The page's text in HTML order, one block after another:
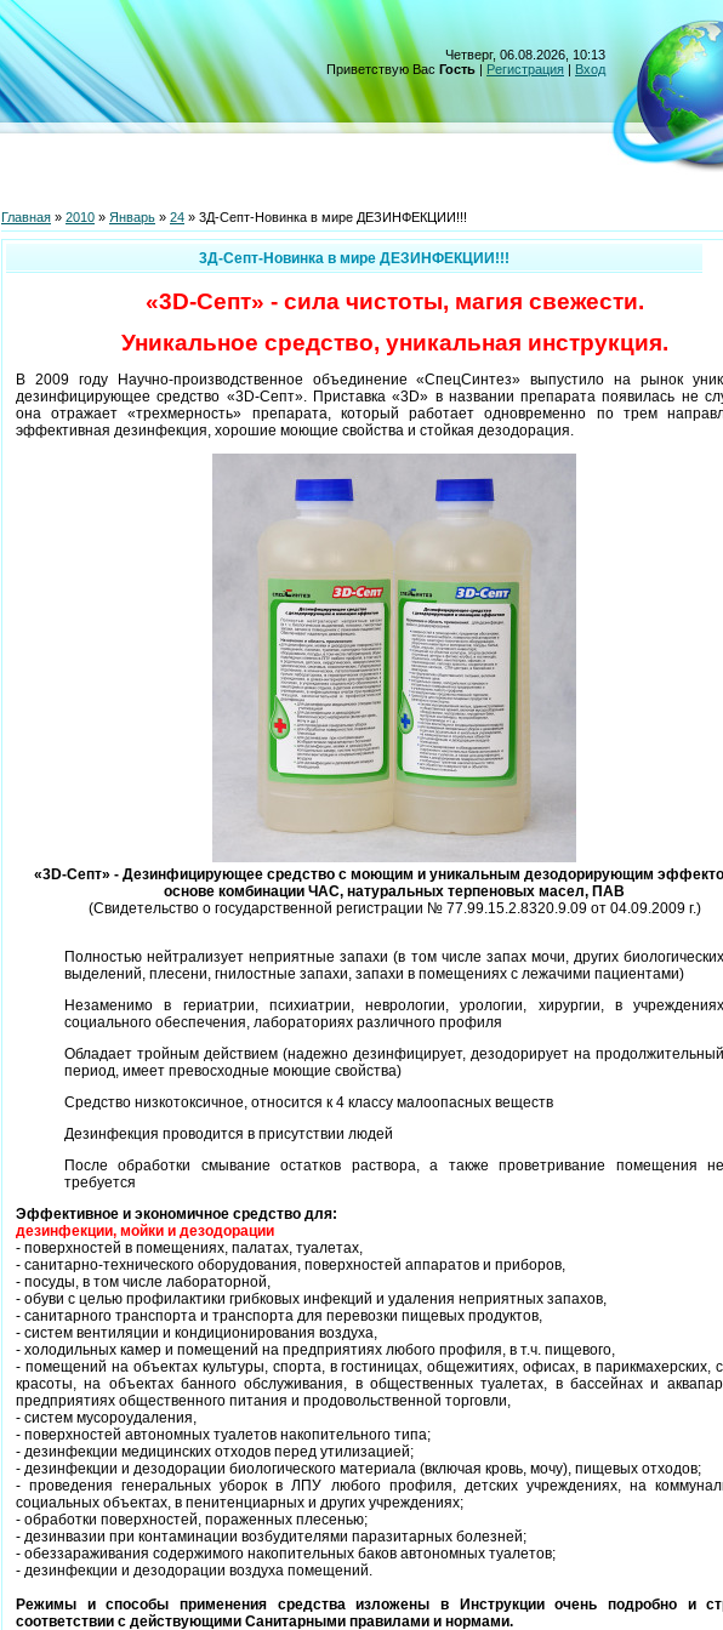
Четверг, 06.08.2026, 10:13
Приветствую Вас Гость | Регистрация | Вход
Главная » 2010 » Январь » 24 » 3Д-Септ-Новинка в мире ДЕЗИНФЕКЦИИ!!!
3Д-Септ-Новинка в мире ДЕЗИНФЕКЦИИ!!!
«3D-Септ» - сила чистоты, магия свежести.
Уникальное средство, уникальная инструкция.
В 2009 году Научно-производственное объединение «СпецСинтез» выпустило на рынок
дезинфицирующее средство «3D-Септ». Приставка «3D» в названии препарата появилась не
она отражает «трехмерность» препарата, который работает одновременно по трем
эффективная дезинфекция, хорошие моющие свойства и стойкая дезодорация.
«3D-Септ» - Дезинфицирующее средство с моющим и уникальным дезодорирующим
основе комбинации ЧАС, натуральных терпеновых масел, ПАВ
(Свидетельство о государственной регистрации № 77.99.15.2.8320.9.09 от 04.09.2009 г.)
Полностью нейтрализует неприятные запахи (в том числе запах мочи, других биологических
выделений, плесени, гнилостные запахи, запахи в помещениях с лежачими пациентами)
Незаменимо в гериатрии, психиатрии, неврологии, урологии, хирургии, в учреждениях
социального обеспечения, лабораториях различного профиля
Обладает тройным действием (надежно дезинфицирует, дезодорирует на продолжительный
период, имеет превосходные моющие свойства)
Средство низкотоксичное, относится к 4 классу малоопасных веществ
Дезинфекция проводится в присутствии людей
После обработки смывание остатков раствора, а также проветривание помещения не
требуется
Эффективное и экономичное средство для:
дезинфекции, мойки и дезодорации
- поверхностей в помещениях, палатах, туалетах,
- санитарно-технического оборудования, поверхностей аппаратов и приборов,
- посуды, в том числе лабораторной,
- обуви с целью профилактики грибковых инфекций и удаления неприятных запахов,
- санитарного транспорта и транспорта для перевозки пищевых продуктов,
- систем вентиляции и кондиционирования воздуха,
- холодильных камер и помещений на предприятиях любого профиля, в т.ч. пищевого,
- помещений на объектах культуры, спорта, в гостиницах, общежитиях, офисах, в парикмахерских,
красоты, на объектах банного обслуживания, в общественных туалетах, в бассейнах и
предприятиях общественного питания и продовольственной торговли,
- систем мусороудаления,
- поверхностей автономных туалетов накопительного типа;
- дезинфекции медицинских отходов перед утилизацией;
- дезинфекции и дезодорации биологического материала (включая кровь, мочу), пищевых отходов;
- проведения генеральных уборок в ЛПУ любого профиля, детских учреждениях, на
социальных объектах, в пенитенциарных и других учреждениях;
- обработки поверхностей, пораженных плесенью;
- дезинвазии при контаминации возбудителями паразитарных болезней;
- обеззараживания содержимого накопительных баков автономных туалетов;
- дезинфекции и дезодорации воздуха помещений.
Режимы и способы применения средства изложены в Инструкции очень подробно и
соответствии с действующими Санитарными правилами и нормами.